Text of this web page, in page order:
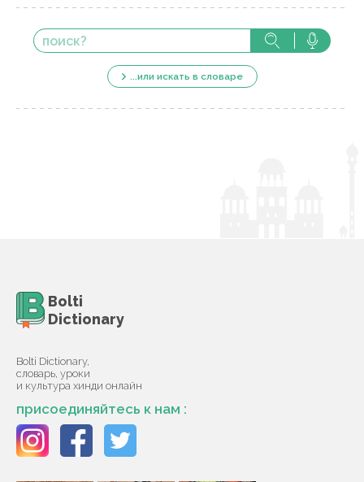
...или искать в словаре
Bolti
Dictionary
Bolti Dictionary,
словарь, уроки
и культура хинди онлайн
присоединяйтесь к нам :